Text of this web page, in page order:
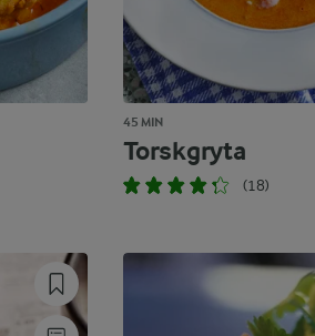
45 MIN
Torskgryta
(18)